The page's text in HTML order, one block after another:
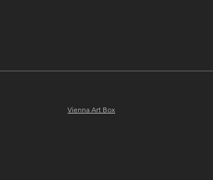
Vienna Art Box